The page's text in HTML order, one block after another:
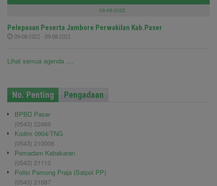
09-08-2022
Pelepasan Peserta Jambore Perwakilan Kab.Paser
09-08-2022 - 09-08-2022
Lihat semua agenda ....
No. Penting Pengadaan
BPBD Paser
(0543) 22469
Kodim 0904/TNG
(0543) 210006
Pemadam Kebakaran
(0543) 21113
Polisi Pamong Praja (Satpol PP)
(0543) 21687